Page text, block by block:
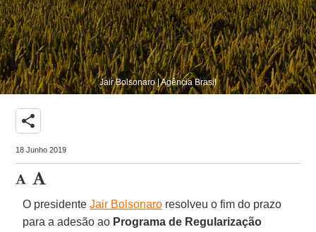
Jair Bolsonaro | Agência Brasil
share
18 Junho 2019
O presidenteJair Bolsonaro resolveu o fim do prazo
para a adesão ao Programa de Regularização